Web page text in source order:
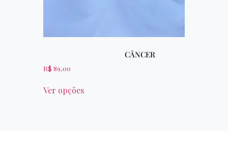
CÂNCER
R$ 89,00
Ver opções